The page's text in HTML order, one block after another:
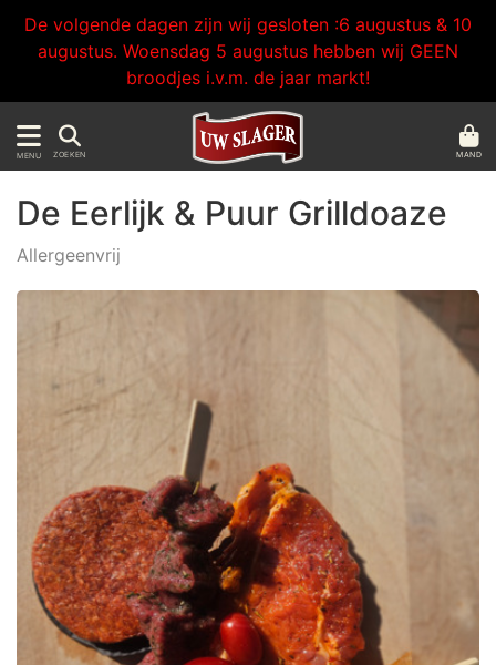
De volgende dagen zijn wij gesloten :6 augustus & 10
augustus. Woensdag 5 augustus hebben wij GEEN
broodjes i.v.m. de jaar markt!
MENU ZOEKEN MAND
De Eerlijk & Puur Grilldoaze
Allergeenvrij